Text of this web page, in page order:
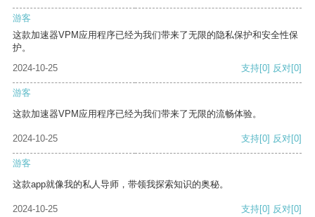
游客
这款加速器VPM应用程序已经为我们带来了无限的隐私保护和安全性保
护。
2024-10-25
支持[0] 反对[0]
游客
这款加速器VPM应用程序已经为我们带来了无限的流畅体验。
2024-10-25 支持[0] 反对[0]
游客
这款app就像我的私人导师，带领我探索知识的奥秘。
2024-10-25 支持[0] 反对[0]